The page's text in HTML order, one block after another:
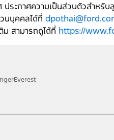
ประกาศความเป็นส่วนตัวสำหรับ
นบุคคลได้ที่
ม สามารถดูได้ที่ https://
Everest